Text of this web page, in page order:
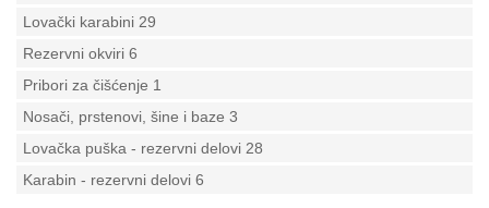
Lovački karabini 29
Rezervni okviri 6
Pribori za čišćenje 1
Nosači, prstenovi, šine i baze 3
Lovačka puška - rezervni delovi 28
Karabin - rezervni delovi 6